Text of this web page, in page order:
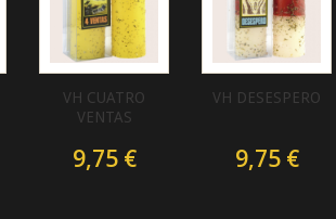
VH CUATRO
VENTAS
9,75 €
VH DESESPERO
9,75 €